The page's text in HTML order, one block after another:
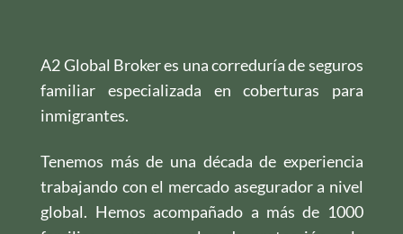
A2 Global Broker es una correduría de seguros
familiar especializada en coberturas para
inmigrantes.
Tenemos más de una década de experiencia
trabajando con el mercado asegurador a nivel
global. Hemos acompañado a más de 1000